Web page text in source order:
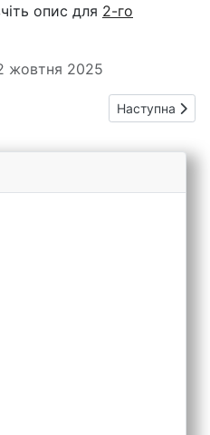
опис для 2-го
жовтня 2025
2 запобіжники та реле
Наступна
Наступна